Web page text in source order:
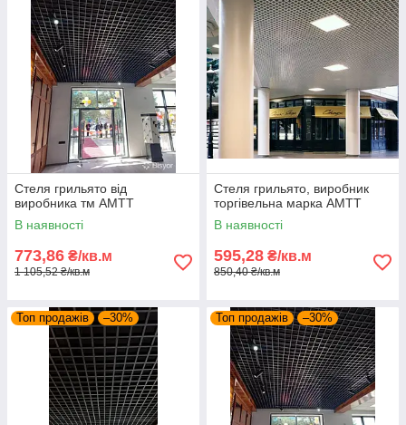
Стеля грильято від
виробника тм АМТТ
В наявності
773,86 ₴/кв.м
1 105,52 ₴/кв.м
Стеля грильято, виробник
торгівельна марка АМТТ
В наявності
595,28 ₴/кв.м
850,40 ₴/кв.м
Топ продажів –30% Топ продажів –30%